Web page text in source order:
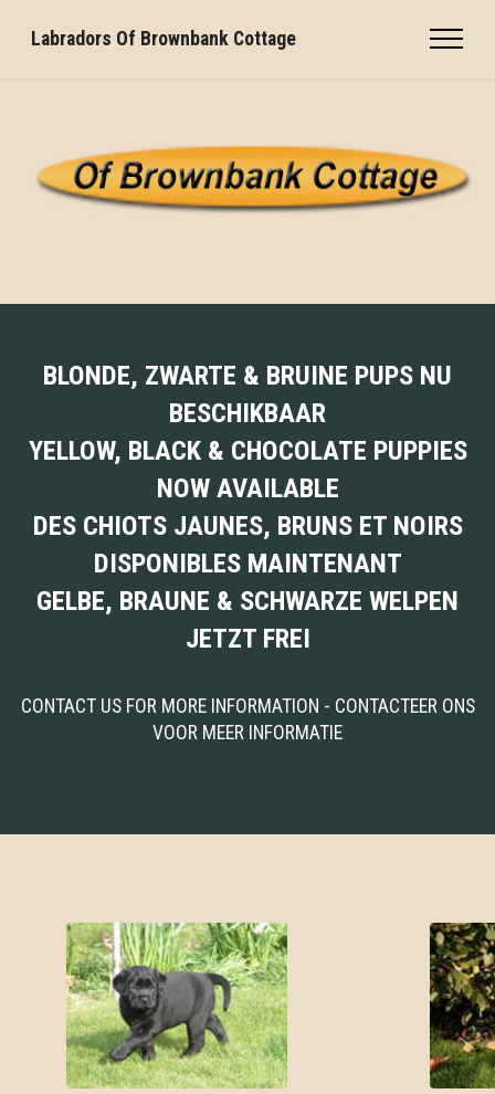
Labradors Of Brownbank Cottage
BLONDE, ZWARTE & BRUINE PUPS NU
BESCHIKBAAR
YELLOW, BLACK & CHOCOLATE PUPPIES
NOW AVAILABLE
DES CHIOTS JAUNES, BRUNS ET NOIRS
DISPONIBLES MAINTENANT
GELBE, BRAUNE & SCHWARZE WELPEN
JETZT FREI
CONTACT US FOR MORE INFORMATION - CONTACTEER ONS
VOOR MEER INFORMATIE